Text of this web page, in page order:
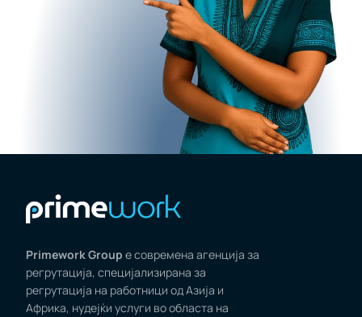
Primework Group е современа агенција за
регрутација, специјализирана за
регрутација на работници од Азија и
Африка, нудејќи услуги во областа на